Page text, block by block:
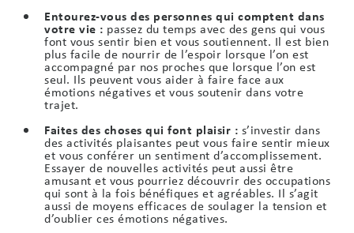
Entourez-vous des personnes qui comptent dans
votre vie : passez du temps avec des gens qui vous
font vous sentir bien et vous soutiennent. Il est bien
plus facile de nourrir de l’espoir lorsque l’on est
accompagné par nos proches que lorsque l’on est
seul. Ils peuvent vous aider à faire face aux
émotions négatives et vous soutenir dans votre
trajet.
Faites des choses qui font plaisir : s’investir dans
des activités plaisantes peut vous faire sentir mieux
et vous conférer un sentiment d’accomplissement.
Essayer de nouvelles activités peut aussi être
amusant et vous pourriez découvrir des occupations
qui sont à la fois bénéfiques et agréables. Il s’agit
aussi de moyens efficaces de soulager la tension et
d’oublier ces émotions négatives.